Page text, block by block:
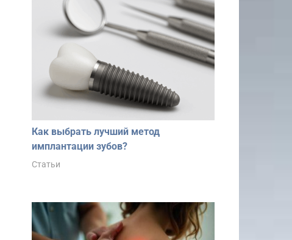
Как выбрать лучший метод
имплантации зубов?
Статьи